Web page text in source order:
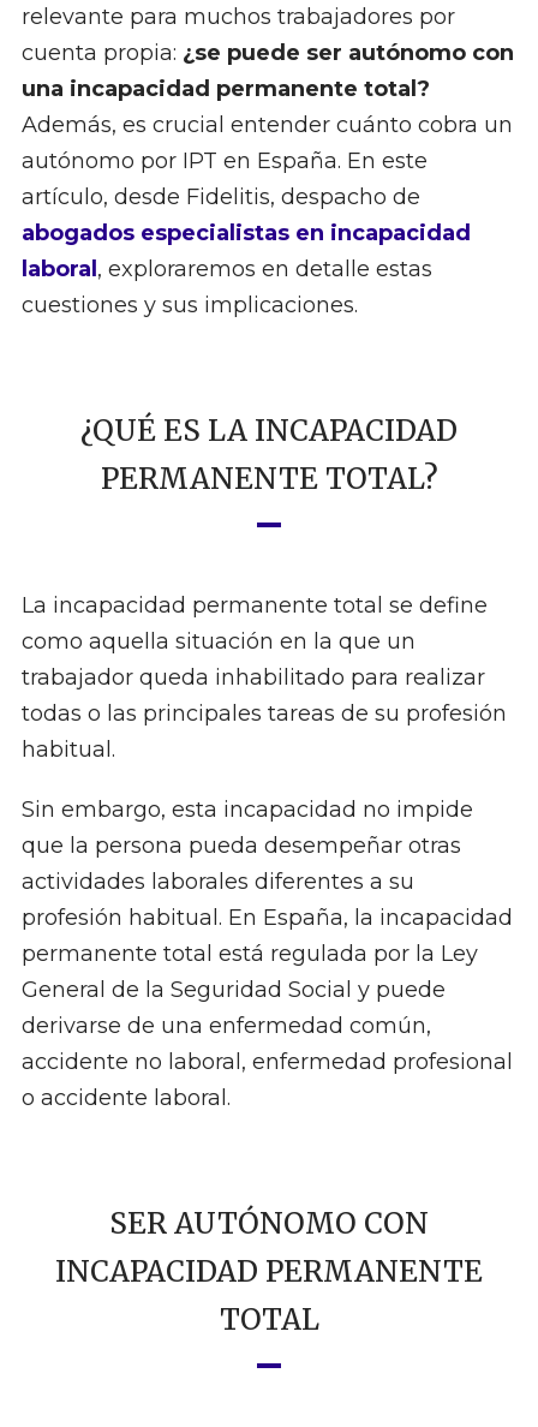
relevante para muchos trabajadores por
cuenta propia: ¿se puede ser autónomo con
una incapacidad permanente total?
Además, es crucial entender cuánto cobra un
autónomo por IPT en España. En este
artículo, desde Fidelitis, despacho de
abogados especialistas en incapacidad
laboral , exploraremos en detalle estas
cuestiones y sus implicaciones.
¿QUÉ ES LA INCAPACIDAD
PERMANENTE TOTAL?
La incapacidad permanente total se define
como aquella situación en la que un
trabajador queda inhabilitado para realizar
todas o las principales tareas de su profesión
habitual.
Sin embargo, esta incapacidad no impide
que la persona pueda desempeñar otras
actividades laborales diferentes a su
profesión habitual. En España, la incapacidad
permanente total está regulada por la Ley
General de la Seguridad Social y puede
derivarse de una enfermedad común,
accidente no laboral, enfermedad profesional
o accidente laboral.
SER AUTÓNOMO CON
INCAPACIDAD PERMANENTE
TOTAL